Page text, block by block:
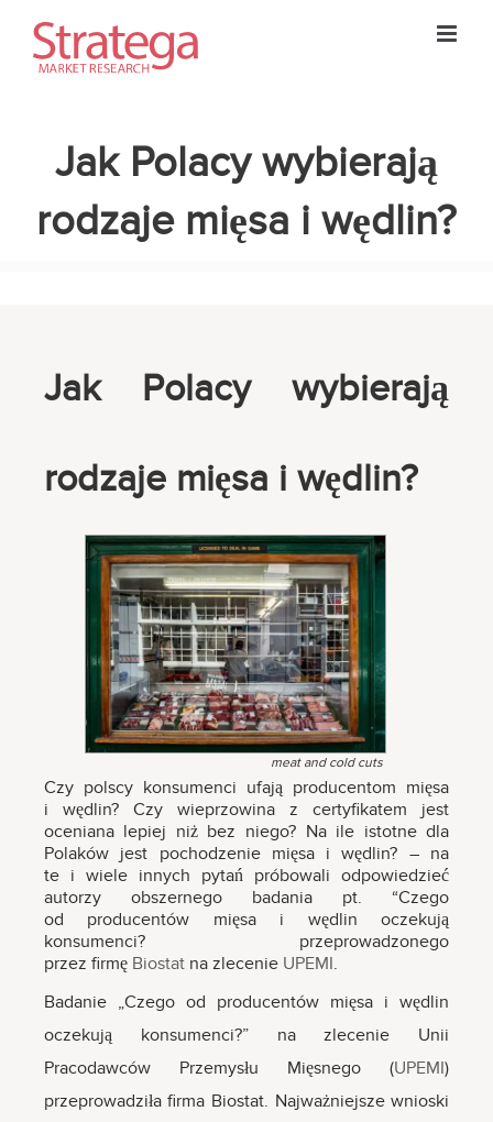
content
Jak Polacy wybierają
rodzaje mięsa i wędlin?
Jak Polacy wybierają
rodzaje mięsa i wędlin?
meat and cold cuts
Czy polscy konsumenci ufają producentom mięsa
i wędlin? Czy wieprzowina z certyfikatem jest
oceniana lepiej niż bez niego? Na ile istotne dla
Polaków jest pochodzenie mięsa i wędlin? – na
te i wiele innych pytań próbowali odpowiedzieć
autorzy obszernego badania pt. “Czego
od producentów mięsa i wędlin oczekują
konsumenci? przeprowadzonego
przez firmę Biostatna zlecenie UPEMI
Badanie „Czego od producentów mięsa i wędlin
oczekują konsumenci?” na zlecenie Unii
Pracodawców Przemysłu Mięsnego (UPEMI)
przeprowadziła firma Biostat. Najważniejsze wnioski